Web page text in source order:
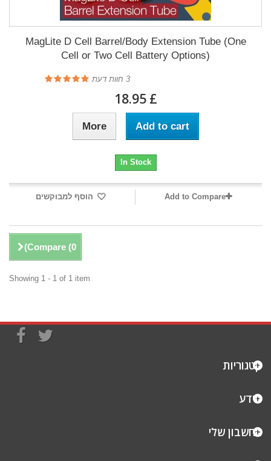
MagLite D Cell Barrel/Body Extension Tube (One
Cell or Two Cell Battery Options)
3 חוות דעת
£ 18.95
Add to cart
More
In Stock
הוסף למבוקשים Add to Compare
Compare (0
)
Showing 1 - 1 of 1 item
קטגוריות
מידע
החשבון שלי